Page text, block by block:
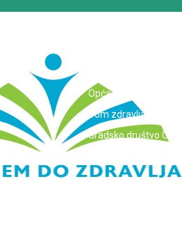
Zavod za javno
Opća bolnica dr.
Dom zdravlja
Gradsko društvo